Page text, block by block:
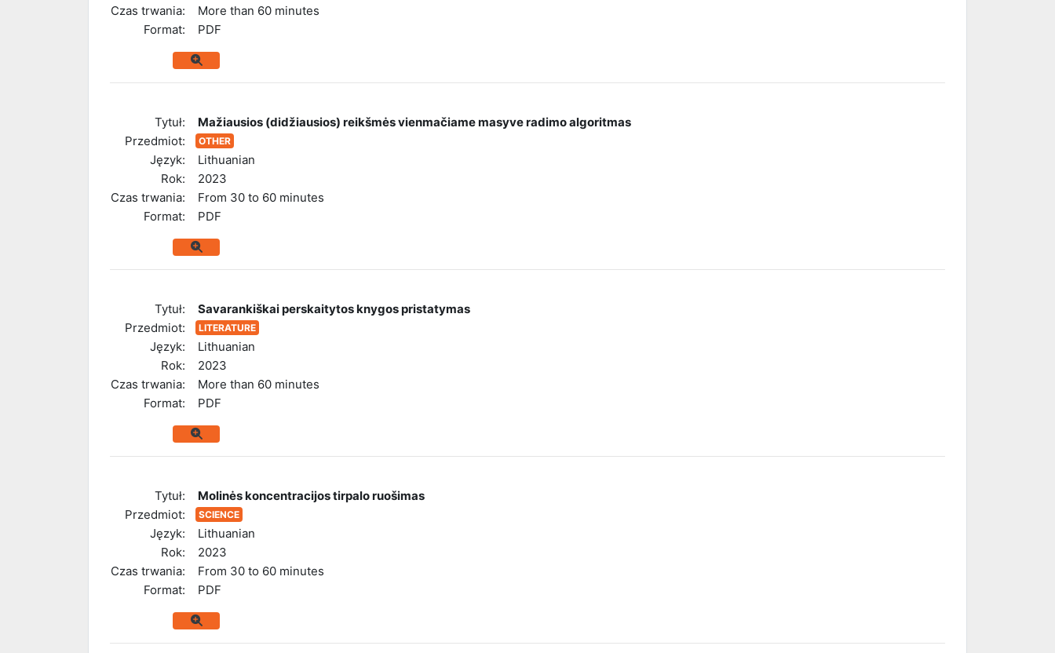
Czas trwania:
More than 60 minutes
Format:
PDF
Tytuł:
Mažiausios (didžiausios) reikšmės vienmačiame masyve radimo algoritmas
Przedmiot:
OTHER
Język:
Lithuanian
Rok:
2023
Czas trwania:
From 30 to 60 minutes
Format:
PDF
Tytuł:
Savarankiškai perskaitytos knygos pristatymas
Przedmiot:
LITERATURE
Język:
Lithuanian
Rok:
2023
Czas trwania:
More than 60 minutes
Format:
PDF
Tytuł:
Molinės koncentracijos tirpalo ruošimas
Przedmiot:
SCIENCE
Język:
Lithuanian
Rok:
2023
Czas trwania:
From 30 to 60 minutes
Format:
PDF